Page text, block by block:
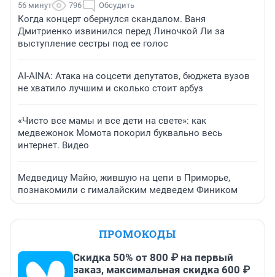
56 минут 796 Обсудить
Когда концерт обернулся скандалом. Ваня
Дмитриенко извинился перед Линочкой Ли за
выступление сестры под ее голос
AI-AINA: Атака на соцсети депутатов, бюджета вузов
не хватило лучшим и сколько стоит арбуз
«Чисто все мамы и все дети на свете»: как
медвежонок Момота покорил буквально весь
интернет. Видео
Медведицу Майю, жившую на цепи в Приморье,
познакомили с гималайским медведем Фиником
ПРОМОКОДЫ
Скидка 50% от 800 ₽ на первый
заказ, максимальная скидка 600 ₽